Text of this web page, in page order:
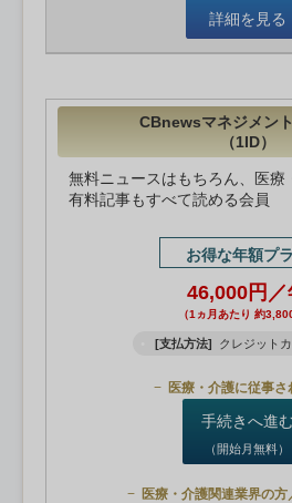
詳細を見る
CBnewsマネジメン
（1ID）
無料ニュースはもちろん、医療
有料記事もすべて読める会員
お得な年額プ
46,000円／
（1ヵ月あたり 約
[支払方法] クレジット
医療・介護に従事さ
手続きへ進む
（開始月無料）
医療・介護関連業界の方